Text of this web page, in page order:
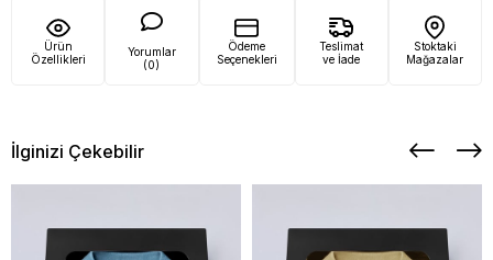
Ürün
Özellikleri
Yorumlar
(0)
Ödeme
Seçenekleri
Teslimat
ve İade
Stoktaki
Mağazalar
İlginizi Çekebilir